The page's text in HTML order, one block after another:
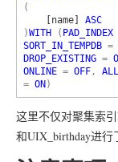
(
[name]
)WITH ( PAD_INDEX
SORT_IN_TEMPDB =
DROP_EXISTING =
ONLINE = OFF,
= ON)
这里不仅对聚集索
和UIX_birthday进行